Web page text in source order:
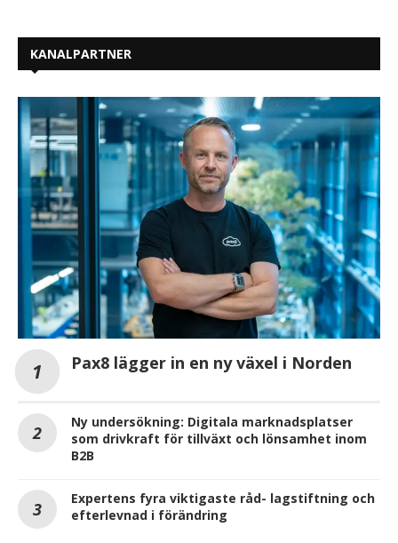
KANALPARTNER
Pax8 lägger in en ny växel i Norden
Ny undersökning: Digitala marknadsplatser
som drivkraft för tillväxt och lönsamhet inom
B2B
Expertens fyra viktigaste råd- lagstiftning och
efterlevnad i förändring